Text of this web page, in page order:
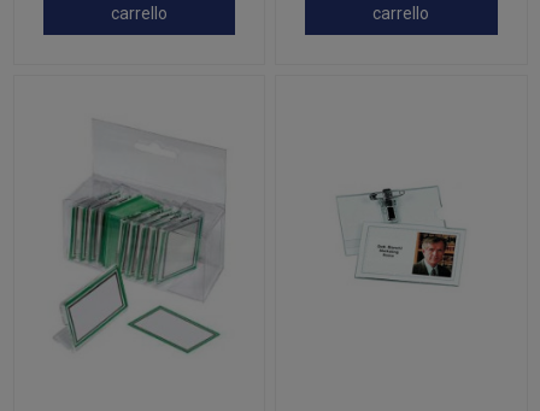
carrello
carrello